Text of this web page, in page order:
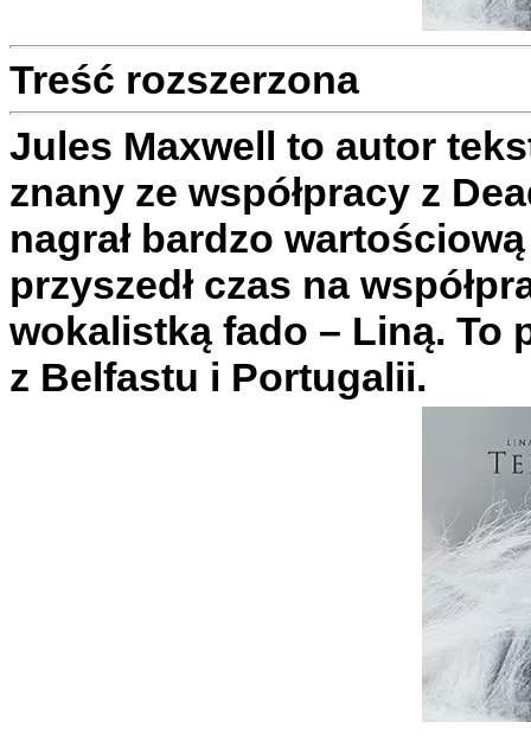
Treść rozszerzona
Jules Maxwell to autor
znany ze współpracy z
nagrał bardzo
przyszedł czas na
wokalistką fado – Liną. To
z Belfastu i Portugalii.